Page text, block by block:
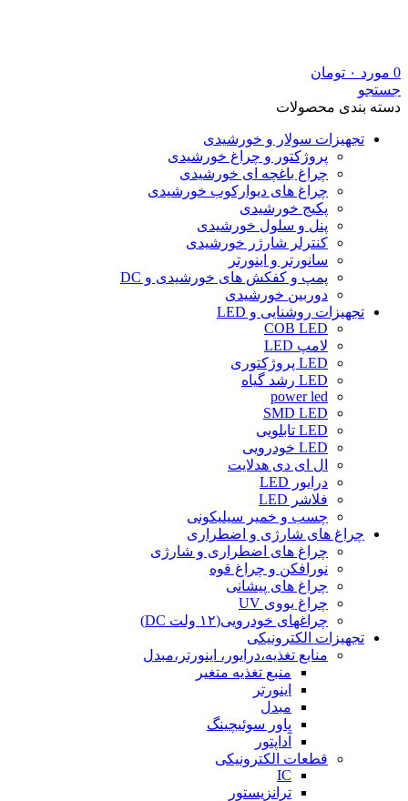
0 مورد ۰ تومان
جستجو
دسته بندی محصولات
تجهیزات سولار و خورشیدی
پروژکتور و چراغ خورشیدی
چراغ باغچه ای خورشیدی
چراغ های دیوارکوب خورشیدی
پکیج خورشیدی
پنل و سلول خورشیدی
کنترلر شارژر خورشیدی
سانورتر و اینورتر
پمپ و کفکش های خورشیدی و DC
دوربین خورشیدی
تجهیزات روشنایی و LED
COB LED
لامپ LED
LED پروژکتوری
LED رشد گیاه
power led
SMD LED
LED تابلویی
LED خودرویی
ال ای دی هدلایت
درایور LED
فلاشر LED
چسب و خمیر سیلیکونی
چراغ های شارژی و اضطراری
چراغ های اضطراری و شارژی
نورافکن و چراغ قوه
چراغ های پیشانی
چراغ یووی UV
چراغهای خودرویی(۱۲ ولت DC)
تجهیزات الکترونیکی
منابع تغذیه،درایور، اینورتر،مبدل
منبع تغذیه متغیر
اینورتر
مبدل
پاور سوئیچینگ
آداپتور
قطعات الکترونیکی
IC
ترانزیستور